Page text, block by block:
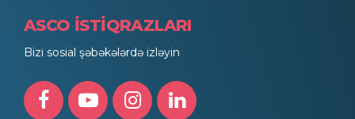
ASCO İSTİQRAZLARI
Bizi sosial şəbəkələrdə izləyin